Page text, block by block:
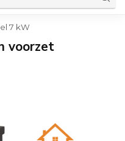
7 kW
voorzet